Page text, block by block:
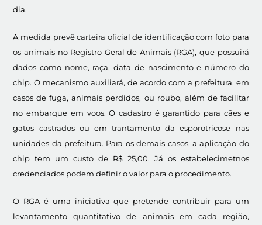
dia.
A medida prevê carteira oficial de identificação com foto para
os animais no Registro Geral de Animais (RGA), que possuirá
dados como nome, raça, data de nascimento e número do
chip. O mecanismo auxiliará, de acordo com a prefeitura, em
casos de fuga, animais perdidos, ou roubo, além de facilitar
no embarque em voos. O cadastro é garantido para cães e
gatos castrados ou em trantamento da esporotricose nas
unidades da prefeitura. Para os demais casos, a aplicação do
chip tem um custo de R$ 25,00. Já os estabelecimetnos
credenciados podem definir o valor para o procedimento.
O RGA é uma iniciativa que pretende contribuir para um
levantamento quantitativo de animais em cada região,